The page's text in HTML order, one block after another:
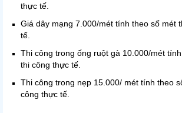
thực tế.
Giá dây mạng 7.000/mét tính theo số mét
tế.
Thi công trong ống ruột gà 10.000/mét
thi công thực tế.
Thi công trong nẹp 15.000/ mét tính theo
công thực tế.